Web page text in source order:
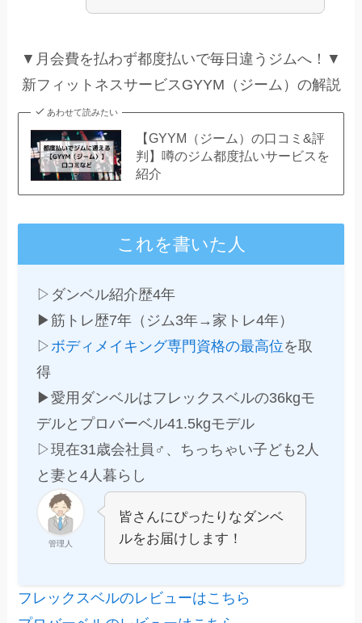
▼月会費を払わず都度払いで毎日違うジムへ！▼
新フィットネスサービスGYYM（ジーム）の解説
あわせて読みたい
【GYYM（ジーム）の口コミ&評
判】噂のジム都度払いサービスを
紹介
これを書いた人
▷ダンベル紹介歴4年
▶筋トレ歴7年（ジム3年→家トレ4年）
▷ ボディメイキング専門資格の最高位を取
得
▶愛用ダンベルはフレックスベルの36kgモ
デルとプロバーベル41.5kgモデル
▷現在31歳会社員♂、ちっちゃい子ども2人
と妻と4人暮らし
管理人
皆さんにぴったりなダンベ
ルをお届けします！
フレックスベルのレビューはこちら